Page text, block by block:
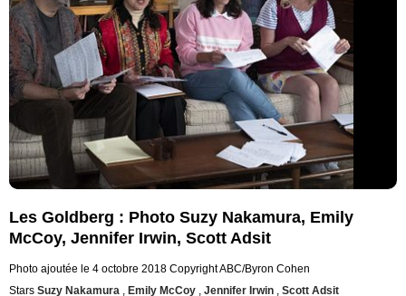
Les Goldberg : Photo Suzy Nakamura, Emily
McCoy, Jennifer Irwin, Scott Adsit
Photo ajoutée le 4 octobre 2018 Copyright ABC/Byron Cohen
Stars Suzy Nakamura , Emily McCoy , Jennifer Irwin , Scott Adsit